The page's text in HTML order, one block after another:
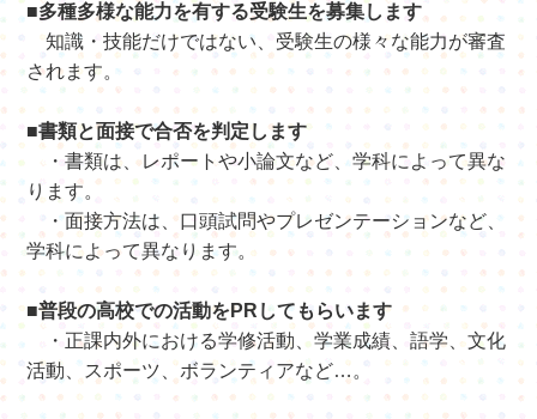
■多種多様な能力を有する受験生を募集します
知識・技能だけではない、受験生の様々な能力が審査
されます。
■書類と面接で合否を判定します
・書類は、レポートや小論文など、学科によって異な
ります。
・面接方法は、口頭試問やプレゼンテーションなど、
学科によって異なります。
■普段の高校での活動をPRしてもらいます
・正課内外における学修活動、学業成績、語学、文化
活動、スポーツ、ボランティアなど…。